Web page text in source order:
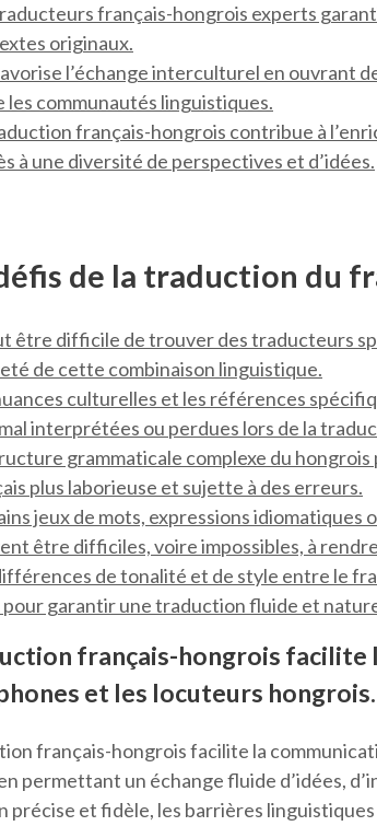
français-hongrois experts
originaux.
l’échange interculturel en ouvrant
les communautés linguistiques.
français-hongrois contribue à
à une diversité de perspectives et d’idées.
de la traduction du
être difficile de trouver des traducteurs
de cette combinaison linguistique.
culturelles et les références
interprétées ou perdues lors de la
grammaticale complexe du
plus laborieuse et sujette à des erreurs.
jeux de mots, expressions idiomatiques
être difficiles, voire impossibles, à
de tonalité et de style entre le
pour garantir une traduction fluide et
français-hongrois facilite
et les locuteurs hongrois.
français-hongrois facilite la
permettant un échange fluide d’idées,
précise et fidèle, les barrières